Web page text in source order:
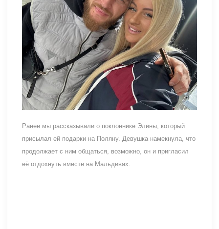
Ранее мы рассказывали о поклоннике Элины, который
присылал ей подарки на Поляну. Девушка намекнула, что
продолжает с ним общаться, возможно, он и пригласил
её отдохнуть вместе на Мальдивах.